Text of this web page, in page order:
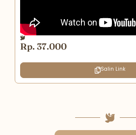
Rp. 37.000
Salin Link